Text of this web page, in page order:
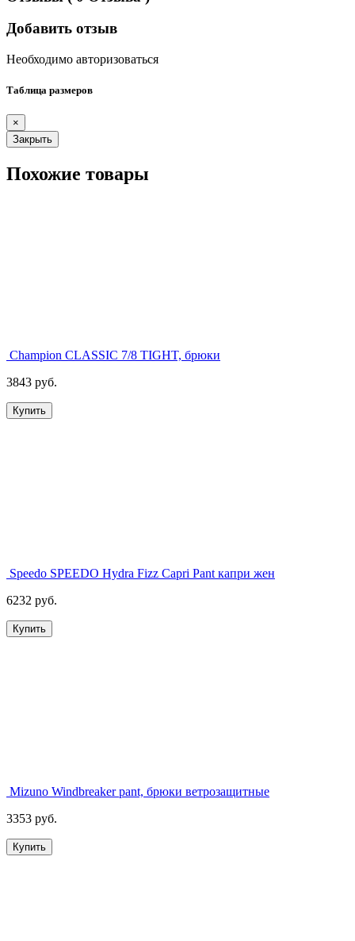
Добавить отзыв
Необходимо авторизоваться
Таблица размеров
×
Закрыть
Похожие товары
Champion CLASSIC 7/8 TIGHT, брюки
3843 руб.
Купить
Speedo SPEEDO Hydra Fizz Capri Pant капри жен
6232 руб.
Купить
Mizuno Windbreaker pant, брюки ветрозащитные
3353 руб.
Купить